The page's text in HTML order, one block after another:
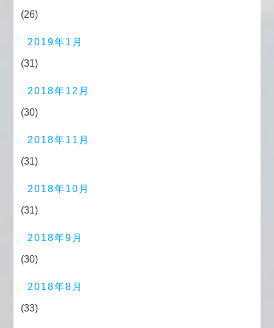
(26)
2019年1月
(31)
2018年12月
(30)
2018年11月
(31)
2018年10月
(31)
2018年9月
(30)
2018年8月
(33)